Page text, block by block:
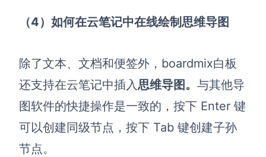
（4）如何在云笔记中在线绘制思维导图
除了文本、文档和便签外， boardmix白板
还支持在云笔记中插入思维导图。 与其他导
图软件的快捷操作是一致的，按下 Enter 键
可以创建同级节点 ，按下 Tab 键创建子孙
节点。